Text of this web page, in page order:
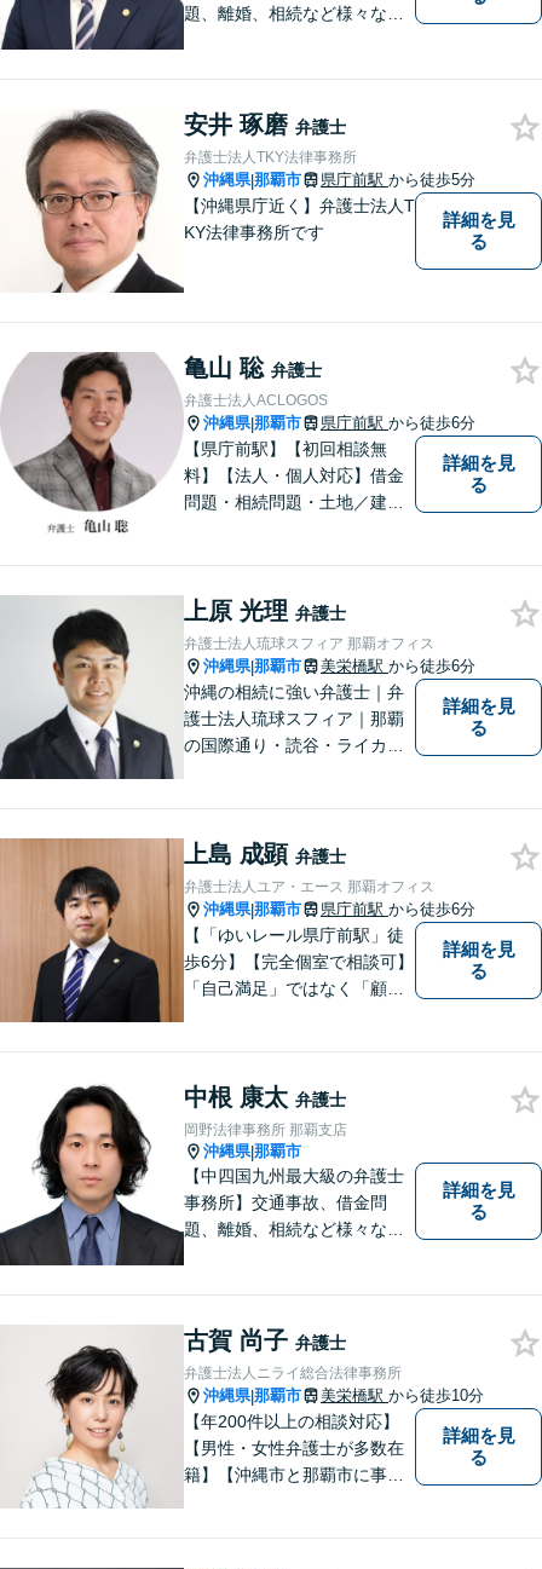
題、離婚、相続など様々な問
い！
安井 琢磨 弁護士
弁護士法人TKY法律事務所
沖縄県|那覇市 県庁前駅 から徒歩5分
【沖縄県庁近く】弁護士法人T
KY法律事務所です
詳細を見
る
亀山 聡 弁護士
弁護士法人ACLOGOS
沖縄県|那覇市 県庁前駅 から徒歩6分
【県庁前駅】【初回相談無
料】【法人・個人対応】借金
問題・相続問題・土地／建物
詳細を見
る
上原 光理 弁護士
弁護士法人琉球スフィア 那覇オフィス
沖縄県|那覇市 美栄橋駅 から徒歩6分
沖縄の相続に強い弁護士｜弁
護士法人琉球スフィア｜那覇
の国際通り・読谷・ライカム
す。お気軽にご連絡くださ
い！
詳細を見
る
上島 成顕 弁護士
弁護士法人ユア・エース 那覇オフィス
沖縄県|那覇市 県庁前駅 から徒歩6分
【「ゆいレール県庁前駅」徒
歩6分】【完全個室で相談可】
「自己満足」ではなく「顧客
が本当に求める最高の結果に
こだわり続けたいと考えてお
ります。 お気軽にご相談くだ
さい。
詳細を見
る
中根 康太 弁護士
岡野法律事務所 那覇支店
沖縄県|那覇市
【中四国九州最大級の弁護士
事務所】交通事故、借金問
題、離婚、相続など様々な問
い！
詳細を見
る
古賀 尚子 弁護士
弁護士法人ニライ総合法律事務所
沖縄県|那覇市 美栄橋駅 から徒歩10分
【年200件以上の相談対応】
【男性・女性弁護士が多数在
籍】【沖縄市と那覇市に事務
詳細を見
る